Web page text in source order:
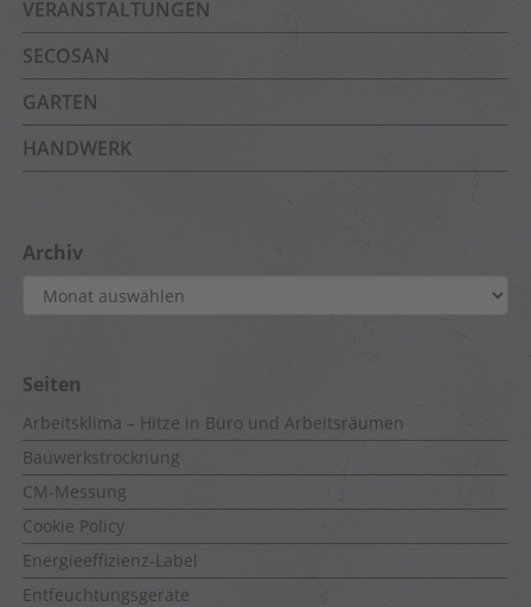
VERANSTALTUNGEN
SECOSAN
GARTEN
HANDWERK
Archiv
Archiv
Seiten
Arbeitsklima – Hitze in Büro und Arbeitsräumen
Bauwerkstrocknung
CM-Messung
Cookie Policy
Energieeffizienz-Label
Entfeuchtungsgeräte